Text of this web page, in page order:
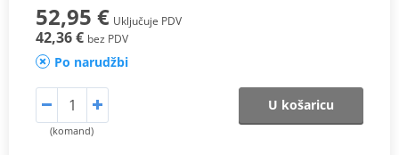
52,95 € Uključuje PDV
42,36 € bez PDV
Po narudžbi
(komand)
U košaricu